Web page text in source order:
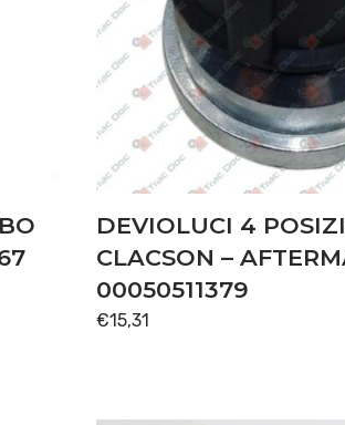
DEVIOLUCI 4
CLACSON –
00050511379
€15,31